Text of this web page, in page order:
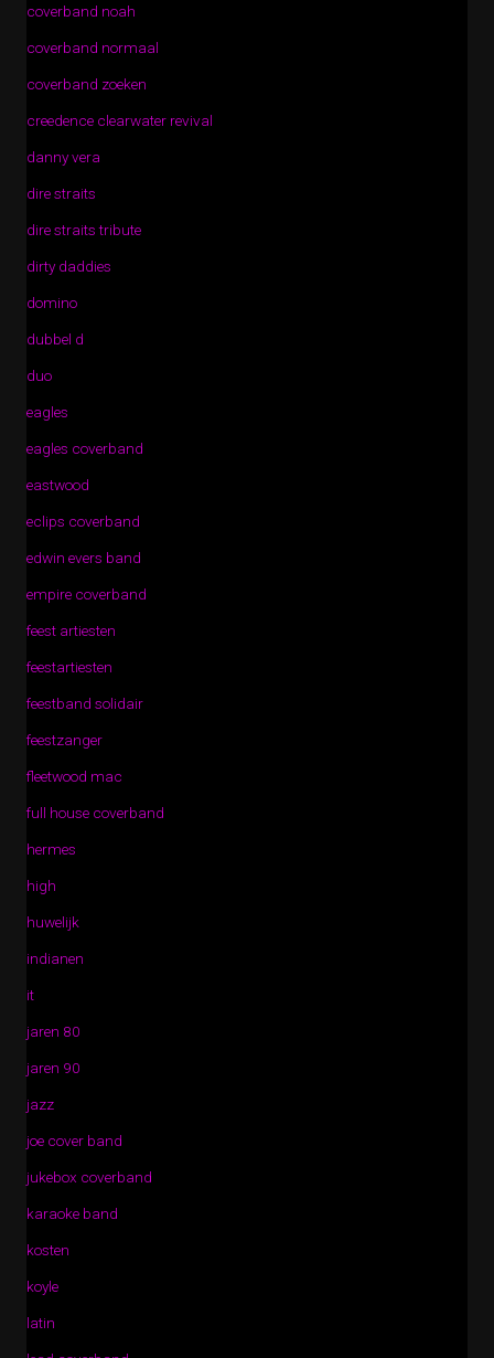
coverband noah
coverband normaal
coverband zoeken
creedence clearwater revival
danny vera
dire straits
dire straits tribute
dirty daddies
domino
dubbel d
duo
eagles
eagles coverband
eastwood
eclips coverband
edwin evers band
empire coverband
feest artiesten
feestartiesten
feestband solidair
feestzanger
fleetwood mac
full house coverband
hermes
high
huwelijk
indianen
it
jaren 80
jaren 90
jazz
joe cover band
jukebox coverband
karaoke band
kosten
koyle
latin